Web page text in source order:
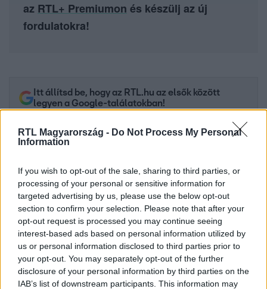
RTL Magyarország - Do Not Process My Personal
Information
If you wish to opt-out of the sale, sharing to third parties, or
processing of your personal or sensitive information for
targeted advertising by us, please use the below opt-out
section to confirm your selection. Please note that after your
opt-out request is processed you may continue seeing
interest-based ads based on personal information utilized by
us or personal information disclosed to third parties prior to
your opt-out. You may separately opt-out of the further
disclosure of your personal information by third parties on the
IAB’s list of downstream participants. This information may
az RTL+ Premiumon és készülj az új
fordulatokra!
Itt állítsd be, hogy az RTL.hu az elsők között
legyen a Google-találatokban!
Kövess minket, és értesülj a friss hírekről a
Facebookon is!